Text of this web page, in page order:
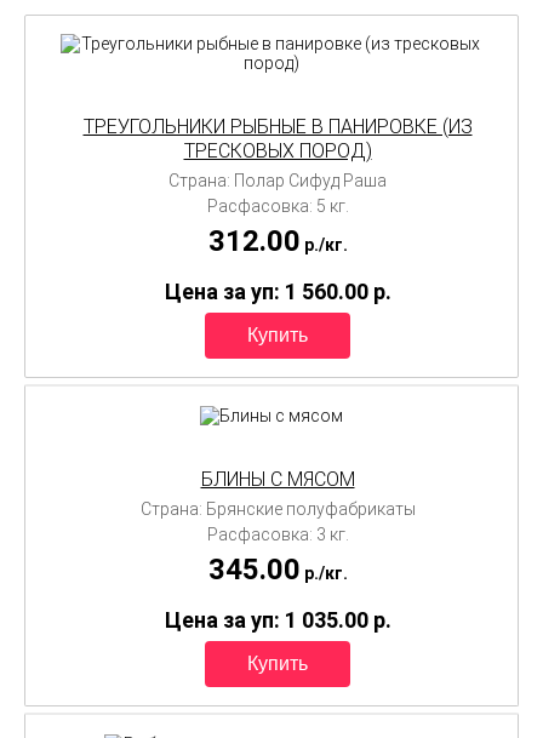
ТРЕУГОЛЬНИКИ РЫБНЫЕ В ПАНИРОВКЕ (ИЗ
ТРЕСКОВЫХ ПОРОД)
Страна: Полар Сифуд Раша
Расфасовка: 5 кг.
312.00 p./кг.
Цена за уп: 1 560.00 p.
БЛИНЫ С МЯСОМ
Страна: Брянские полуфабрикаты
Расфасовка: 3 кг.
345.00 p./кг.
Цена за уп: 1 035.00 p.